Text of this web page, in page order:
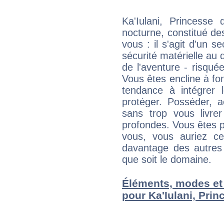
Ka'Iulani,
nocturne, constitué
vous : il s'agit d'un
sécurité matérielle au
de l'aventure -
Vous êtes encline à
tendance à
protéger. Posséder,
sans trop vous
profondes. Vous êtes
vous, vous auriez
davantage des
que soit le domaine.
Éléments, modes
pour Ka'Iulani,